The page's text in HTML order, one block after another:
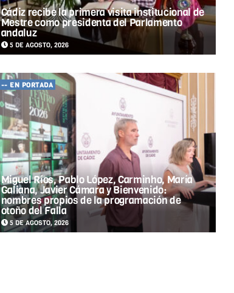
Cádiz recibe la primera visita institucional de
Mestre como presidenta del Parlamento
andaluz
5 DE AGOSTO, 2026
-- EN PORTADA
Miguel Ríos, Pablo López, Carminho, María
Galiana, Javier Cámara y Bienvenido:
nombres propios de la programación de
otoño del Falla
5 DE AGOSTO, 2026